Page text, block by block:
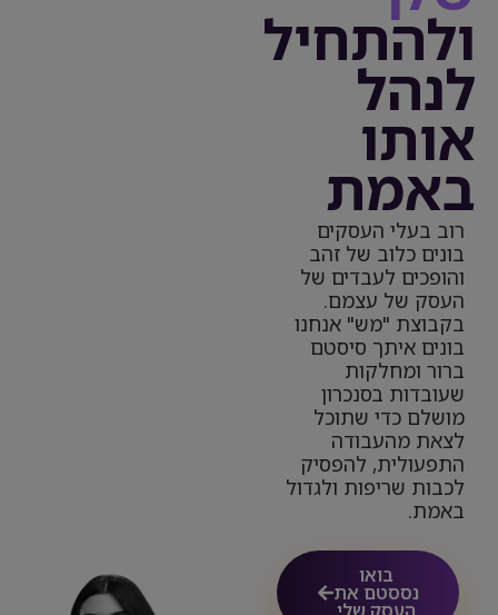
ולהתחיל
לנהל
אותו
באמת
רוב בעלי העסקים
בונים כלוב של זהב
והופכים לעבדים של
העסק של עצמם.
בקבוצת "מש" אנחנו
בונים איתך סיסטם
ברור ומחלקות
שעובדות בסנכרון
מושלם כדי שתוכל
לצאת מהעבודה
התפעולית, להפסיק
לכבות שריפות ולגדול
באמת.
בואו
נססטם את